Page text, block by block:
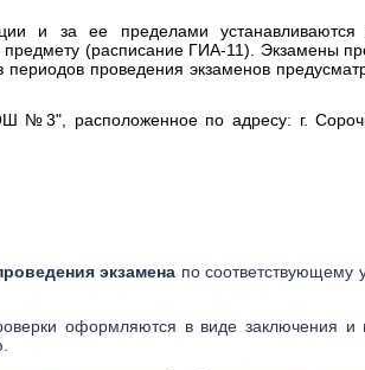
и за ее пределами устанавливаются
(расписание ГИА-11). Экзамены
проведения экзаменов
расположенное по адресу: г.
экзамена по соответствующему
оформляются в виде заключения и